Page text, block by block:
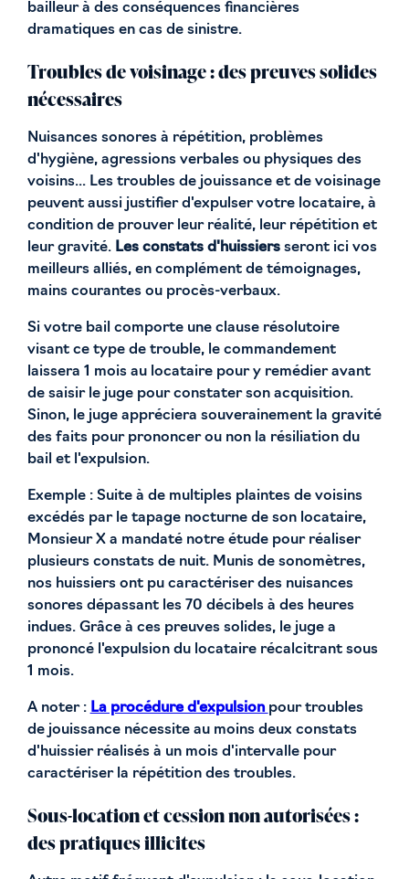
bailleur à des conséquences financières
dramatiques en cas de sinistre.
Troubles de voisinage : des preuves solides
nécessaires
Nuisances sonores à répétition, problèmes
d'hygiène, agressions verbales ou physiques des
voisins... Les troubles de jouissance et de voisinage
peuvent aussi justifier d'expulser votre locataire, à
condition de prouver leur réalité, leur répétition et
leur gravité. Les constats d'huissiersseront ici vos
meilleurs alliés, en complément de témoignages,
mains courantes ou procès-verbaux.
Si votre bail comporte une clause résolutoire
visant ce type de trouble, le commandement
laissera 1 mois au locataire pour y remédier avant
de saisir le juge pour constater son acquisition.
Sinon, le juge appréciera souverainement la gravité
des faits pour prononcer ou non la résiliation du
bail et l'expulsion.
Exemple : Suite à de multiples plaintes de voisins
excédés par le tapage nocturne de son locataire,
Monsieur X a mandaté notre étude pour réaliser
plusieurs constats de nuit. Munis de sonomètres,
nos huissiers ont pu caractériser des nuisances
sonores dépassant les 70 décibels à des heures
indues. Grâce à ces preuves solides, le juge a
prononcé l'expulsion du locataire récalcitrant sous
1 mois.
A noter : La procédure d'expulsion pour troubles
de jouissance nécessite au moins deux constats
d'huissier réalisés à un mois d'intervalle pour
caractériser la répétition des troubles.
Sous-location et cession non autorisées :
des pratiques illicites